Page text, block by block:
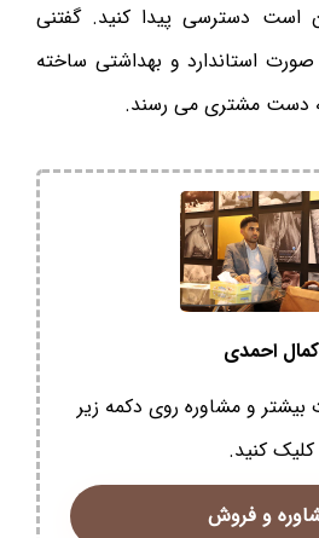
است دسترسی پیدا کنید. گفتنی
استاندارد و بهداشتی ساخته
دست مشتری می رسند.
کمال احمدی
و مشاوره روی دکمه زیر
کلیک کنید.
و فروش